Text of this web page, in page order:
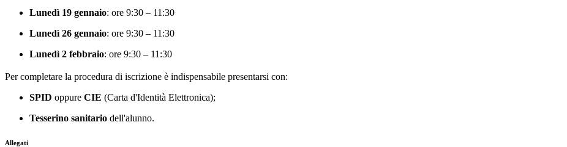
Lunedì 19 gennaio: ore 9:30 – 11:30
Lunedì 26 gennaio: ore 9:30 – 11:30
Lunedì 2 febbraio: ore 9:30 – 11:30
Per completare la procedura di iscrizione è indispensabile presentarsi con:
SPID oppure CIE (Carta d'Identità Elettronica);
Tesserino sanitario dell'alunno.
Allegati